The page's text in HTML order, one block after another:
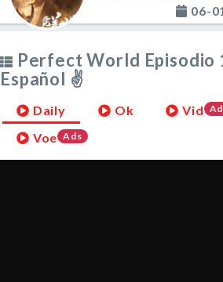
06-
Perfect World Episodio
Español ✌
Daily Ok Vid
Voe Ads